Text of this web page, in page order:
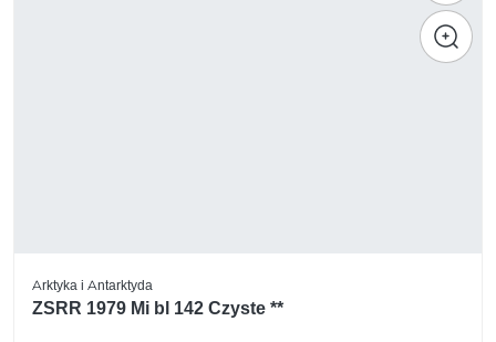
Arktyka i Antarktyda
ZSRR 1979 Mi bl 142 Czyste **